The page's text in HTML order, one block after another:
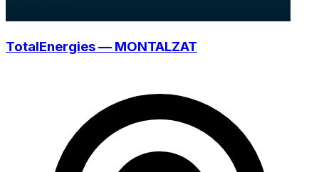
TotalEnergies — MONTALZAT